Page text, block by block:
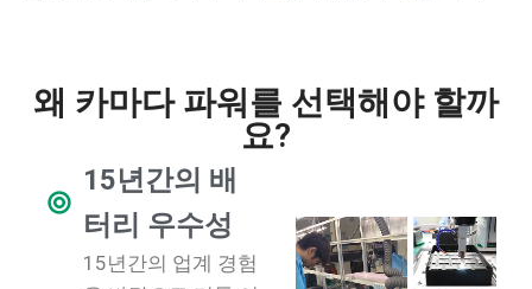
왜 카마다 파워를 선택해야 할까
요?
15년간의 배
터리 우수성
15년간의 업계 경험